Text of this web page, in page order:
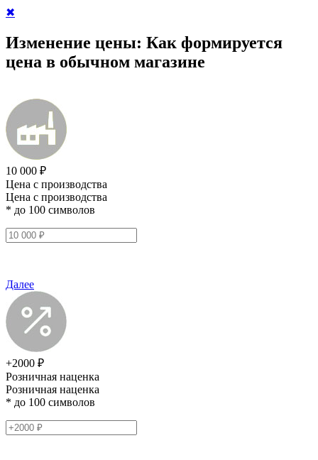
✖
Изменение цены: Как формируется
цена в обычном магазине
10 000 ₽
Цена с производства
Цена с производства
* до 100 символов
Далее
+2000 ₽
Розничная наценка
Розничная наценка
* до 100 символов